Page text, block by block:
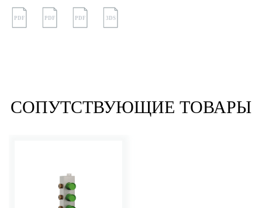
PDF PDF PDF 3DS
СОПУТСТВУЮЩИЕ ТОВАРЫ